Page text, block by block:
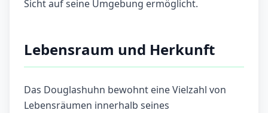
Sicht auf seine Umgebung ermöglicht.
Lebensraum und Herkunft
Das Douglashuhn bewohnt eine Vielzahl von
Lebensräumen innerhalb seines